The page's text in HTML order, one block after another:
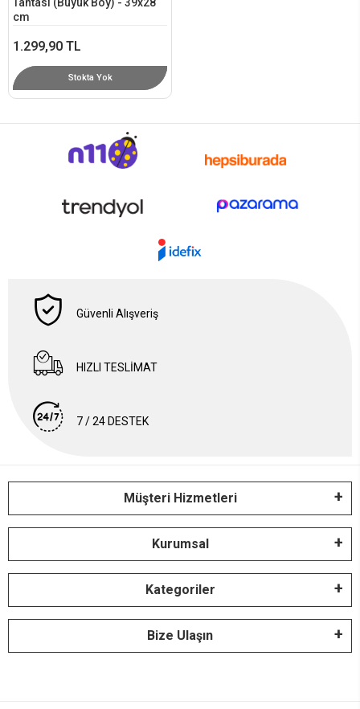
cm
1.299,90 TL
Stokta Yok
Güvenli Alışveriş
HIZLI TESLİMAT
7 / 24 DESTEK
Müşteri Hizmetleri
Kurumsal
Kategoriler
Bize Ulaşın